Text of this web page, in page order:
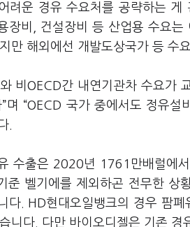
려운 경유 수요처를 공략하는
장비, 건설장비 등 산업용 수요
만 해외에선 개발도상국가 등 수
비OECD간 내연기관차 수요가
며 “OECD 국가 중에서도 정유
.
수출은 2020년 1761만배럴에
준 벨기에를 제외하곤 전무한 상
다. HD현대오일뱅크의 경우 팜
니다. 다만 바이오디젤은 기존 경